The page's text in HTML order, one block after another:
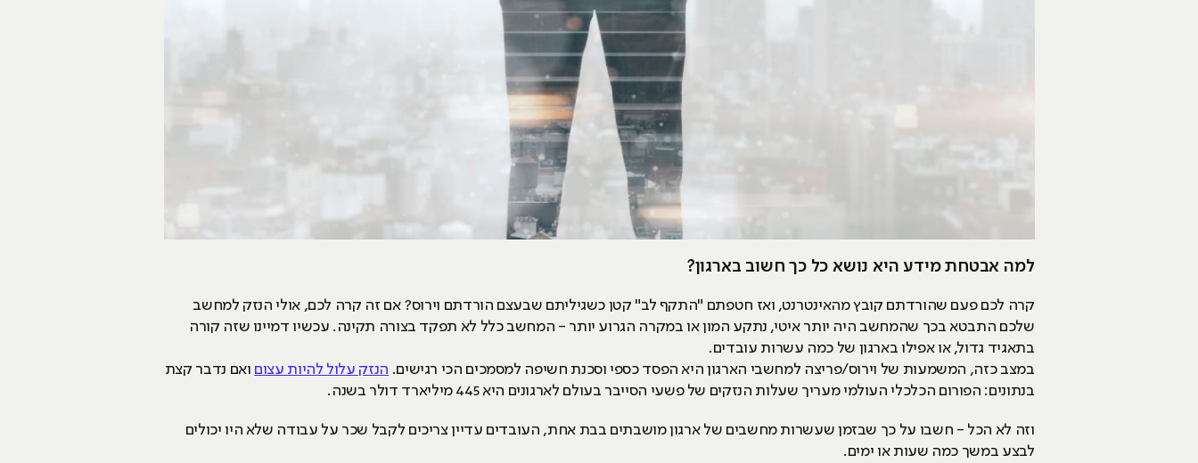
למה אבטחת מידע היא נושא כל כך חשוב בארגון?
קרה לכם פעם שהורדתם קובץ מהאינטרנט, ואז חטפתם "התקף לב" קטן כשגיליתם שבעצם הורדתם וירוס? אם זה קרה לכם, אולי הנזק למחשב
שלכם התבטא בכך שהמחשב היה יותר איטי, נתקע המון או במקרה הגרוע יותר - המחשב כלל לא תפקד בצורה תקינה. עכשיו דמיינו שזה קורה
בתאגיד גדול, או אפילו בארגון של כמה עשרות עובדים.
במצב כזה, המשמעות של וירוס/פריצה למחשבי הארגון היא הפסד כספי וסכנת חשיפה למסמכים הכי רגישים. הנזק עלול להיות עצום ואם נדבר קצת
בנתונים: הפורום הכלכלי העולמי מעריך שעלות הנזקים של פשעי הסייבר בעולם לארגונים היא 445 מיליארד דולר בשנה.
וזה לא הכל - חשבו על כך שבזמן שעשרות מחשבים של ארגון מושבתים בבת אחת, העובדים עדיין צריכים לקבל שכר על עבודה שלא היו יכולים
לבצע במשך כמה שעות או ימים.